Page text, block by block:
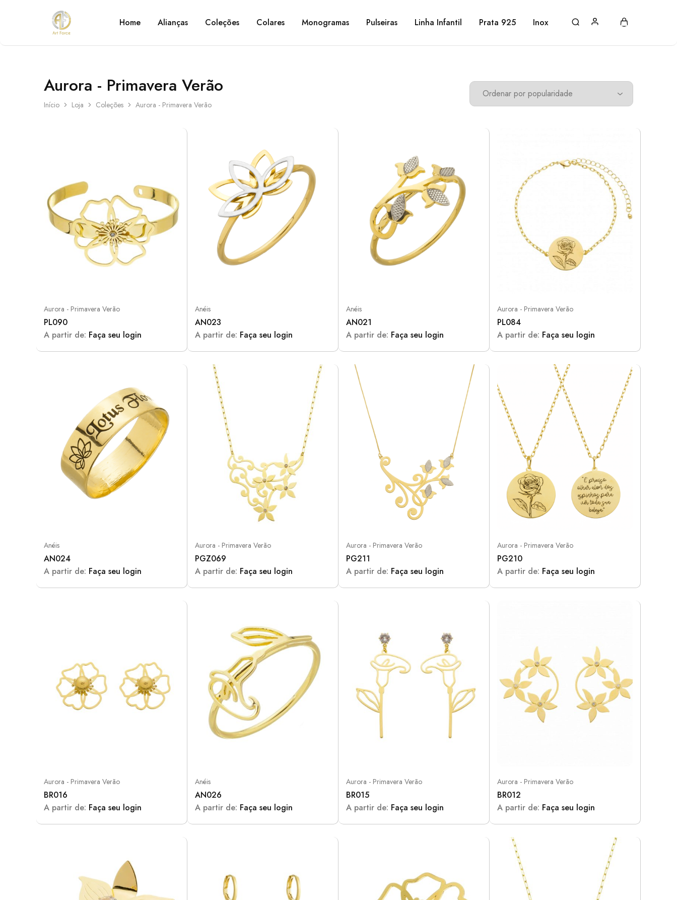
Art
Force
Semijoias
personalizadas
Home Alianças Coleções Colares Monogramas Pulseiras Linha Infantil Prata 925 Inox
Aurora - Primavera Verão
Início Loja Coleções Aurora - Primavera Verão
Aurora - Primavera Verão
PL090
A partir de: Faça seu login
Anéis
AN023
A partir de: Faça seu login
Anéis
AN021
A partir de: Faça seu login
Aurora - Primavera Verão
PL084
A partir de: Faça seu login
Anéis
AN024
A partir de: Faça seu login
Aurora - Primavera Verão
PGZ069
A partir de: Faça seu login
Aurora - Primavera Verão
PG211
A partir de: Faça seu login
Aurora - Primavera Verão
PG210
A partir de: Faça seu login
Aurora - Primavera Verão
BR016
A partir de: Faça seu login
Anéis
AN026
A partir de: Faça seu login
Aurora - Primavera Verão
BR015
A partir de: Faça seu login
Aurora - Primavera Verão
BR012
A partir de: Faça seu login